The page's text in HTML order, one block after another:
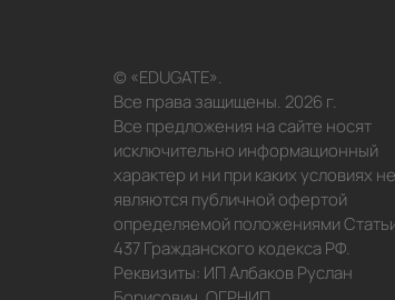
© «EDUGATE».
Все права защищены. 2026 г.
Все предложения на сайте носят
исключительно информационный
характер и ни при каких условиях не
являются публичной офертой
определяемой положениями
437 Гражданского кодекса РФ.
Реквизиты: ИП Албаков Руслан